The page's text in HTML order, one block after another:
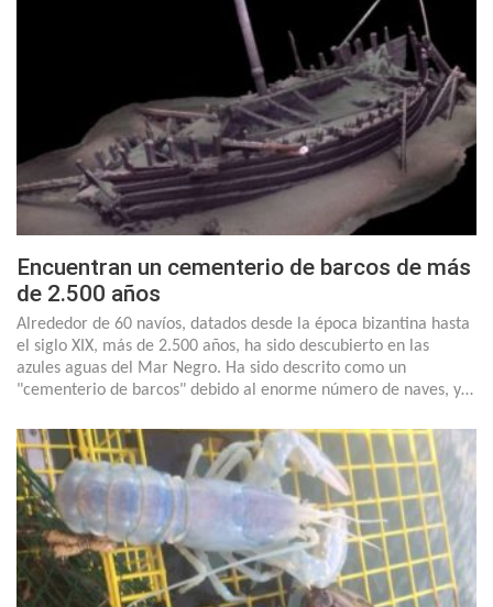
Encuentran un cementerio de barcos de más
de 2.500 años
Alrededor de 60 navíos, datados desde la época bizantina hasta
el siglo XIX, más de 2.500 años, ha sido descubierto en las
azules aguas del Mar Negro. Ha sido descrito como un
"cementerio de barcos" debido al enorme número de naves, y…